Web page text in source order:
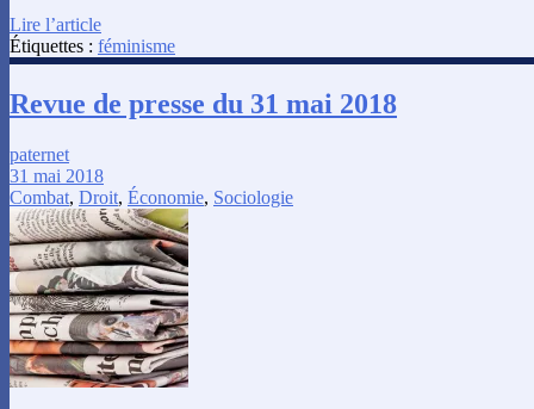
Lire l’article
Étiquettes : féminisme
Revue de presse du 31 mai 2018
paternet
31 mai 2018
Combat, Droit, Économie, Sociologie